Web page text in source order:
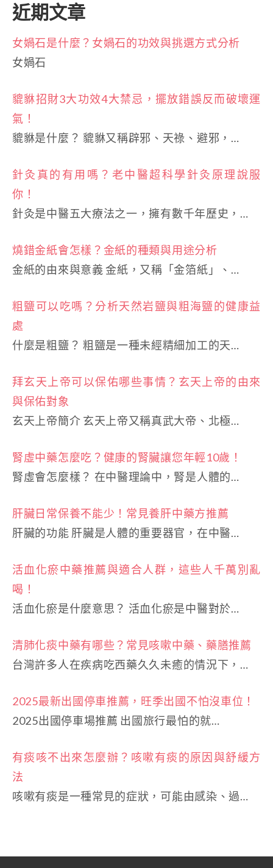
近期文章
女媧石是什麼？女媧石的功效與挑選方式分析
女媧石
貔貅招財3大功效4大禁忌，擺放錯誤反而破壞運
氣！
貔貅是什麼？ 貔貅又稱辟邪、天祿、避邪，…
針灸真的有用嗎？老中醫超科學針灸原理說服
你！
針灸是中醫五大療法之一，擁有數千年歷史，…
燒錯金紙會怎樣？金紙的種類與用途分析
金紙的由來與意義 金紙，又稱「金箔紙」、…
粗鹽可以吃嗎？分析天然岩鹽與粗海鹽的健康益
處
什麼是粗鹽？ 粗鹽是一種未經精細加工的天…
拜玄天上帝可以保佑哪些事情？玄天上帝的由來
與保佑對象
玄天上帝簡介 玄天上帝又稱真武大帝、北極…
腎虛中藥怎麼吃？健康的腎臟讓您年輕10歲！
腎虛會怎麼樣？ 在中醫理論中，腎是人體的…
肝臟日常保養不能少！常見養肝中藥方推薦
肝臟的功能 肝臟是人體的重要器官，在中醫…
活血化瘀中藥推薦與適合人群，這些人千萬別亂
喝！
活血化瘀是什麼意思？ 活血化瘀是中醫對於…
清肺化痰中藥有哪些？常見咳嗽中藥、藥膳推薦
台灣許多人在疾病吃西藥久久未癒的情況下，…
2025最新出國停車推薦，旺季出國不怕沒車位！
2025出國停車場推薦 出國旅行最怕的就…
有痰咳不出來怎麼辦？咳嗽有痰的原因與舒緩方
法
咳嗽有痰是一種常見的症狀，可能由感染、過…